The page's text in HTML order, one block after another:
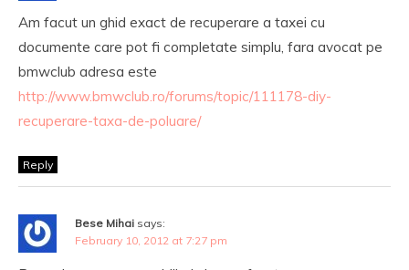
Am facut un ghid exact de recuperare a taxei cu
documente care pot fi completate simplu, fara avocat pe
bmwclub adresa este
http://www.bmwclub.ro/forums/topic/111178-diy-
recuperare-taxa-de-poluare/
Reply
Bese Mihai says:
February 10, 2012 at 7:27 pm